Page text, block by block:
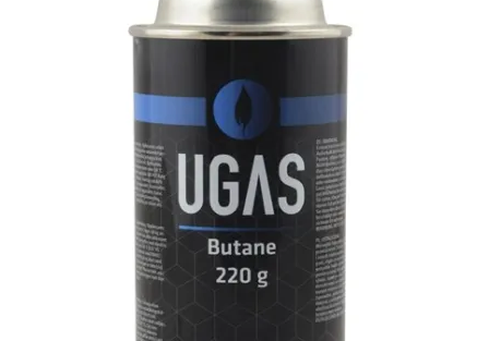
Fortøyning
Fritid/Sikkerhet
Båtpleie/Opplag